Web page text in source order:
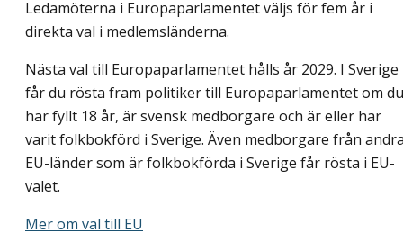
Ledamöterna i Europaparlamentet väljs för fem år i
direkta val i medlemsländerna.
Nästa val till Europaparlamentet hålls år 2029. I Sverige
får du rösta fram politiker till Europaparlamentet om du
har fyllt 18 år, är svensk medborgare och är eller har
varit folkbokförd i Sverige. Även medborgare från
EU-länder som är folkbokförda i Sverige får rösta i EU-
valet.
Mer om val till EU